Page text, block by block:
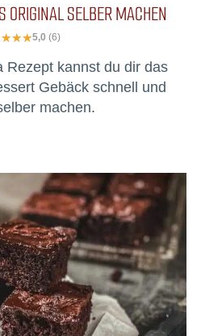
ORIGINAL SELBER MACHEN
5,0 (6)
Rezept kannst du dir das
Gebäck schnell und
machen.